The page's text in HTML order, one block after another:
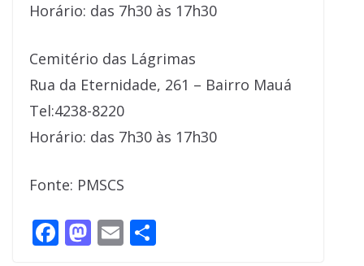
Horário: das 7h30 às 17h30
Cemitério das Lágrimas
Rua da Eternidade, 261 – Bairro Mauá
Tel:4238-8220
Horário: das 7h30 às 17h30
Fonte: PMSCS
F M E